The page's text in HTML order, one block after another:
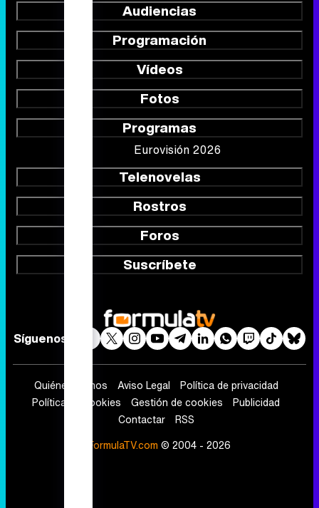
Audiencias
Programación
Vídeos
Fotos
Programas
Eurovisión 2026
Telenovelas
Rostros
Foros
Suscríbete
Síguenos
Quiénes somos Aviso Legal
Política de privacidad
Política de cookies
Gestión de cookies
Publicidad
Contactar
RSS
FormulaTV.com © 2004 - 2026